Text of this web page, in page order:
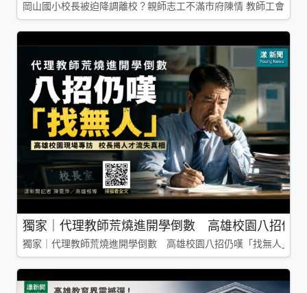
岡山國小校長被迫降調離校？親師志工不滿市府陳情 教師工會槓
獨家｜代理教師荒燒進開學倒數 高雄校園八招仍
獨家｜代理教師荒燒進開學倒數 高雄校園八招仍嘆「找無人」